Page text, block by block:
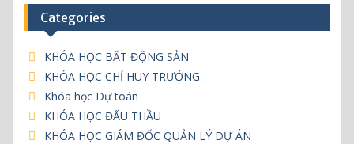
s
t
s
n
a
v
Categories
KHÓA HỌC BẤT ĐỘNG SẢN
KHÓA HỌC CHỈ HUY TRƯỞNG
Khóa học Dự toán
KHÓA HỌC ĐẤU THẦU
KHÓA HỌC GIÁM ĐỐC QUẢN LÝ DỰ ÁN